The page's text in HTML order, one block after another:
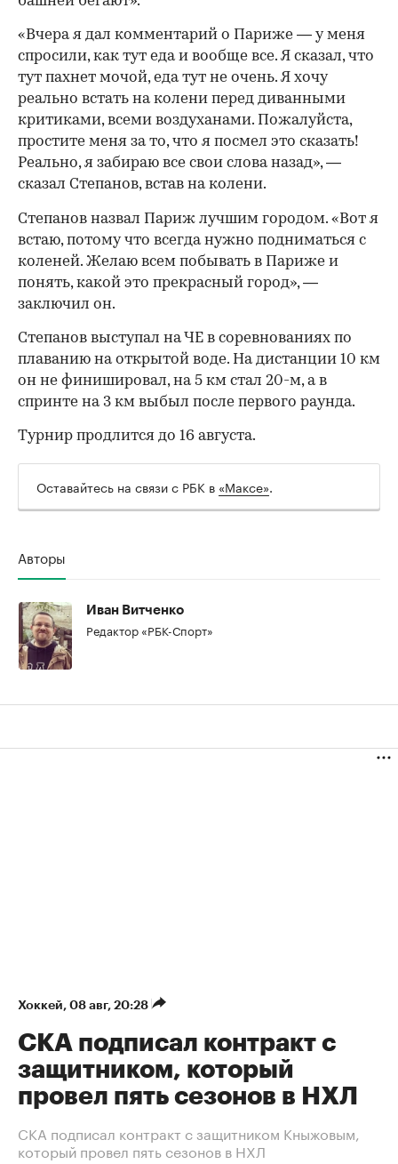
«Вчера я дал комментарий о Париже — у меня
спросили, как тут еда и вообще все. Я сказал, что
тут пахнет мочой, еда тут не очень. Я хочу
реально встать на колени перед диванными
критиками, всеми воздуханами. Пожалуйста,
простите меня за то, что я посмел это сказать!
Реально, я забираю все свои слова назад», —
сказал Степанов, встав на колени.
00:00 00:00
Степанов назвал Париж лучшим городом. «Вот я
встаю, потому что всегда нужно подниматься с
коленей. Желаю всем побывать в Париже и
понять, какой это прекрасный город», —
заключил он.
Степанов выступал на ЧЕ в соревнованиях по
плаванию на открытой воде. На дистанции 10 км
он не финишировал, на 5 км стал 20-м, а в
спринте на 3 км выбыл после первого раунда.
Турнир продлится до 16 августа.
Оставайтесь на связи с РБК в «Максе».
Авторы
Иван Витченко
Редактор «РБК-Спорт»
Хоккей⁠, 08 авг, 20:28
СКА подписал контракт с
защитником, который
провел пять сезонов в НХЛ
СКА подписал контракт с защитником Кныжовым,
который провел пять сезонов в НХЛ